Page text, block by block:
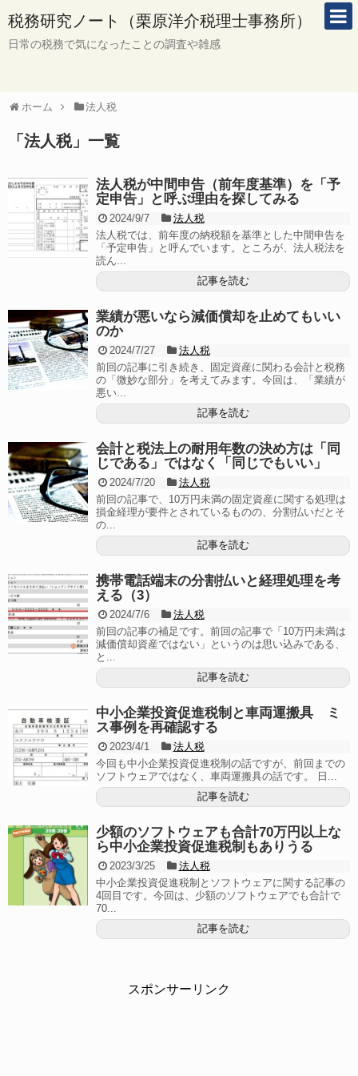
税務研究ノート（栗原洋介税理士事務所）
日常の税務で気になったことの調査や雑感
ホーム 法人税
「 法人税」 一覧
法人税が中間申告（前年度基準）を「予
定申告」と呼ぶ理由を探してみる
2024/9/7
法人税
法人税では、前年度の納税額を基準とした中間申告を
「予定申告」と呼んでいます。ところが、法人税法を
読ん...
記事を読む
業績が悪いなら減価償却を止めてもいい
のか
2024/7/27
法人税
前回の記事に引き続き、固定資産に関わる会計と税務
の「微妙な部分」を考えてみます。今回は、「業績が
悪い...
記事を読む
会計と税法上の耐用年数の決め方は「同
じである」ではなく「同じでもいい」
2024/7/20
法人税
前回の記事で、10万円未満の固定資産に関する処理は
損金経理が要件とされているものの、分割払いだとそ
の...
記事を読む
携帯電話端末の分割払いと経理処理を考
える（3）
2024/7/6
法人税
前回の記事の補足です。前回の記事で「10万円未満は
減価償却資産ではない」というのは思い込みである、
と...
記事を読む
中小企業投資促進税制と車両運搬具 ミ
ス事例を再確認する
2023/4/1
法人税
今回も中小企業投資促進税制の話ですが、前回までの
ソフトウェアではなく、車両運搬具の話です。 日...
記事を読む
少額のソフトウェアも合計70万円以上な
ら中小企業投資促進税制もありうる
2023/3/25
法人税
中小企業投資促進税制とソフトウェアに関する記事の
4回目です。今回は、少額のソフトウェアでも合計で
70...
記事を読む
スポンサーリンク